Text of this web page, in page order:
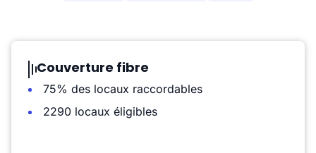
Couverture fibre
75% des locaux raccordables
2290 locaux éligibles